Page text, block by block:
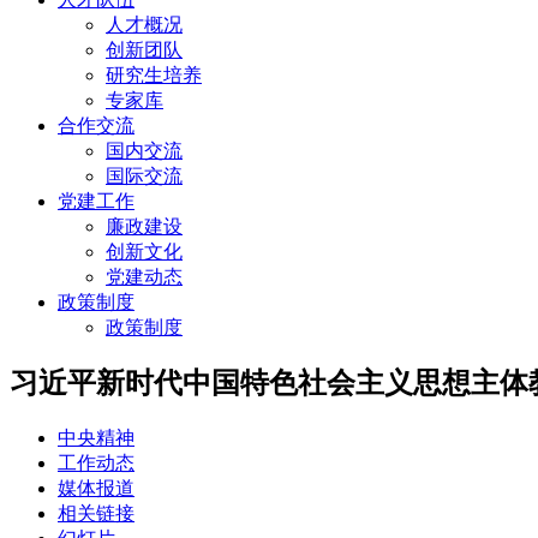
人才概况
创新团队
研究生培养
专家库
合作交流
国内交流
国际交流
党建工作
廉政建设
创新文化
党建动态
政策制度
政策制度
习近平新时代中国特色社会主义思想主体
中央精神
工作动态
媒体报道
相关链接